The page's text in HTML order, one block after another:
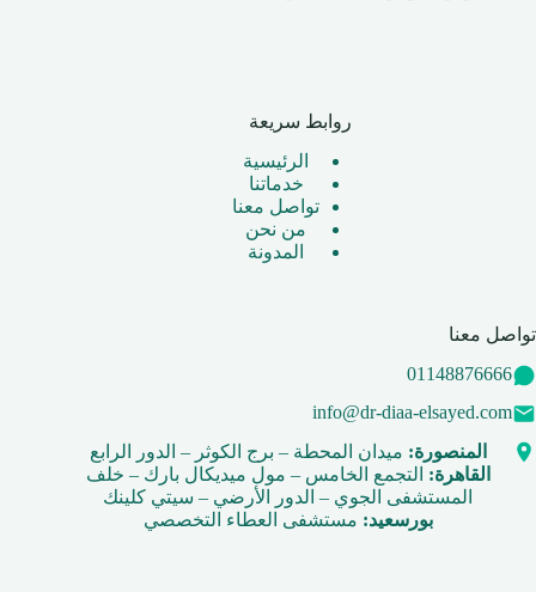
روابط سريعة
الرئيسية
خدماتنا
تواصل معنا
من نحن
المدونة
تواصل معنا
01148876666
info@dr-diaa-elsayed.com
المنصورة: ميدان المحطة – برج الكوثر – الدور الرابع
القاهرة: التجمع الخامس – مول ميديكال بارك – خلف
المستشفى الجوي – الدور الأرضي – سيتي كلينك
بورسعيد: مستشفى العطاء التخصصي